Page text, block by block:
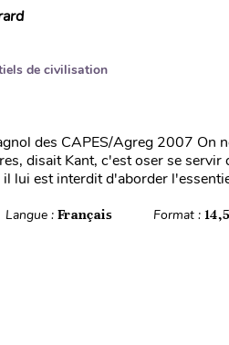
de civilisation
des CAPES/Agreg 2007 On
disait Kant, c'est oser se servir
lui est interdit d'aborder
Langue : Français Format :